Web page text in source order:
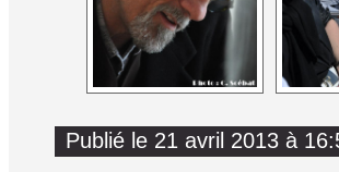
Publié le 21 avril 2013 à